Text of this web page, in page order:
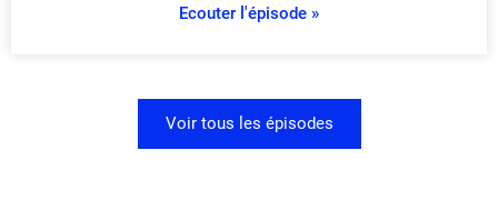
Ecouter l'épisode »
Voir tous les épisodes